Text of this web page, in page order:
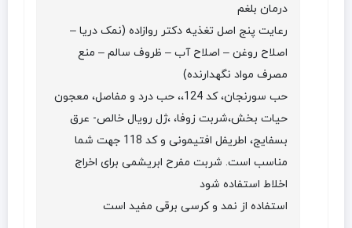
درمان بلغم
رعایت پنج اصل تغذیه دکتر روازاده (نمک دریا –
اصلاح روغن – اصلاح آب – ظروف سالم – منع
مصرف مواد نگهدارنده)
حب سورنجان، کد 124،، حب درد و مفاصل، معجون
حیات بخش،شربت زوفا، ،ژل رویال خالص- عرق
بسفایج، اطریفل افتیمونی و کد 118 جهت شما
مناسب است. شربت مفرح ابریشمی برای اخراج
اخلاط استفاده شود
استفاده از نمد و کرسی برقی مفید است